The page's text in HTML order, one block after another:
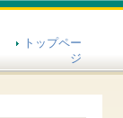
トップペー
ジ